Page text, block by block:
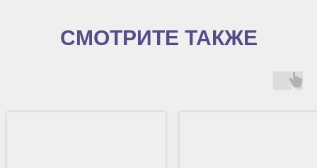
СМОТРИТЕ ТАКЖЕ